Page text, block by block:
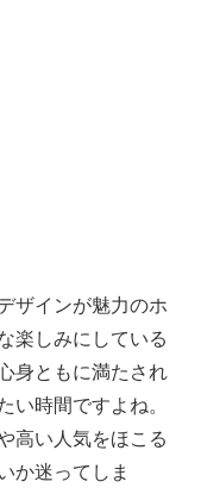
ザインが魅力のホ
楽しみにしている
身ともに満たされ
い時間ですよね。
高い人気をほこる
か迷ってしま